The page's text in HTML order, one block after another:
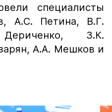
специалисты
А.С. Петина, В.Г.
З.К.
А.А. Мешков и